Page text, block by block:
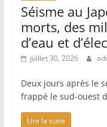
Séisme au
morts, des
d’eau et
juillet 30, 2026
Deux jours après le
frappé le sud-ouest
Lire la suite